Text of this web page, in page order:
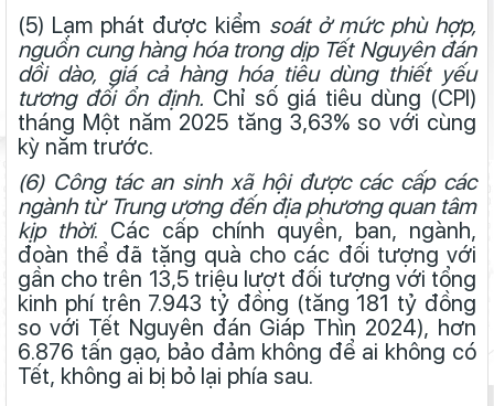
(5) Lạm phát được kiểm soát ở mức phù hợp,
nguồn cung hàng hóa trong dịp Tết Nguyên đán
dồi dào, giá cả hàng hóa tiêu dùng thiết yếu
tương đối ổn định. Chỉ số giá tiêu dùng (CPI)
tháng Một năm 2025 tăng 3,63% so với cùng
kỳ năm trước.
(6) Công tác an sinh xã hội được các cấp các
ngành từ Trung ương đến địa phương quan tâm
kịp thời. Các cấp chính quyền, ban, ngành,
đoàn thể đã tặng quà cho các đối tượng với
gần cho trên 13,5 triệu lượt đối tượng với tổng
kinh phí trên 7.943 tỷ đồng (tăng 181 tỷ đồng
so với Tết Nguyên đán Giáp Thìn 2024), hơn
6.876 tấn gạo, bảo đảm không để ai không có
Tết, không ai bị bỏ lại phía sau.
2025
2025
Tình hình kinh tế - xã hội tỉnh Lâm Đồng ước tháng 12 và năm
2024
Tình hình kinh tế - xã hội tỉnh Lâm Đồng ước tháng 11 và 11
tháng năm 2024
Tình hình kinh tế - xã hội tỉnh Lâm Đồng ước tháng 10 và 10
tháng năm 2024
Tình hình kinh tế - xã hội tỉnh Lâm Đồng ước tháng 9 và 9 tháng
năm 2024
Tình hình kinh tế - xã hội tỉnh Lâm Đồng ước tháng 8 và 8 tháng
năm 2024